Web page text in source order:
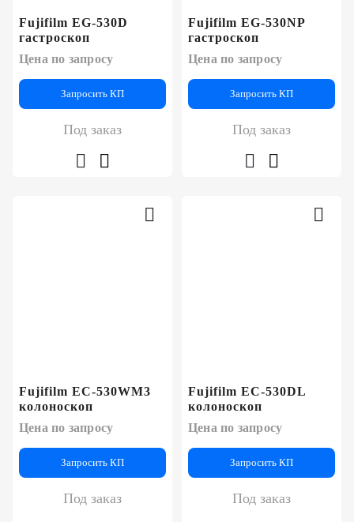
Fujifilm EG-530D
гастроскоп
Цена по запросу
Запросить КП
Под заказ
Fujifilm EG-530NP
гастроскоп
Цена по запросу
Запросить КП
Под заказ
Fujifilm EC-530WM3
колоноскоп
Цена по запросу
Запросить КП
Под заказ
Fujifilm EC-530DL
колоноскоп
Цена по запросу
Запросить КП
Под заказ